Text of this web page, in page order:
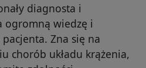
diagnosta i
ogromną wiedzę i
Zna się na
chorób układu krążenia,